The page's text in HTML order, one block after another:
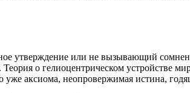
утверждение или не вызывающий
о гелиоцентрическом устройстве
аксиома, неопровержимая истина,